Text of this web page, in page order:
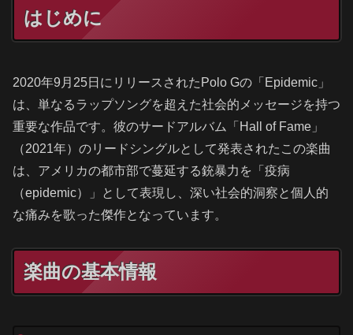
はじめに
2020年9月25日にリリースされたPolo Gの「Epidemic」
は、単なるラップソングを超えた社会的メッセージを持つ
重要な作品です。彼のサードアルバム「Hall of Fame」
（2021年）のリードシングルとして発表されたこの楽曲
は、アメリカの都市部で蔓延する銃暴力を「疫病
（epidemic）」として表現し、深い社会的洞察と個人的
な痛みを歌った傑作となっています。
楽曲の基本情報